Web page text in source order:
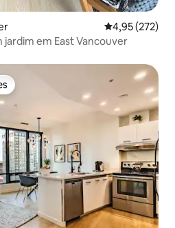
4,95 de uma
4,95 (272)
em East Vancouver
dos hóspedes